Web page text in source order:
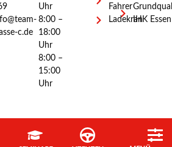
c.de
Uhr
8:00 –
18:00
Uhr
8:00 –
15:00
Uhr
Fahrer
LadekranIHK Essen